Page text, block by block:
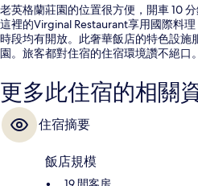
老英格蘭莊園的位置很方便，開車 10
這裡的Virginal Restaurant享用國際料
時段均有開放。此奢華飯店的特色設
園。旅客都對住宿的住宿環境讚不絕口。
更多此住宿的相關
住宿摘要
飯店規模